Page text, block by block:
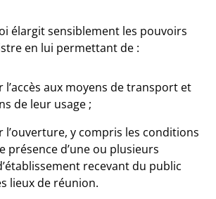
élargit sensiblement les pouvoirs
en lui permettant de :
l’accès aux moyens de transport et
de leur usage ;
l’ouverture, y compris les conditions
présence d’une ou plusieurs
recevant du public
lieux de réunion.